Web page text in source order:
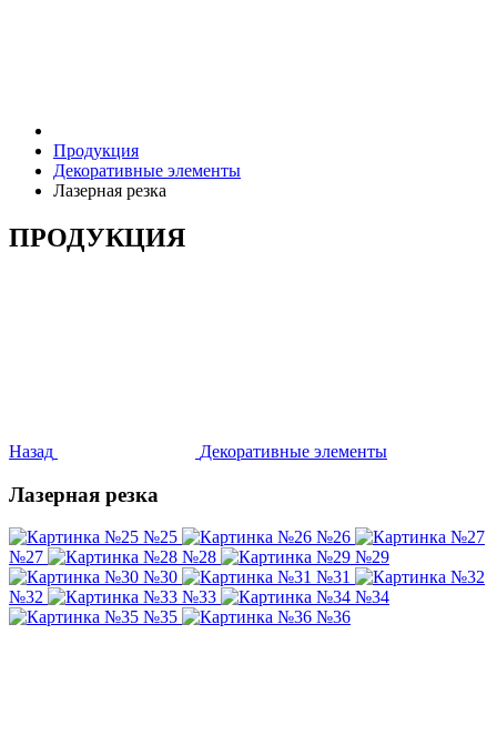
Продукция
Декоративные элементы
Лазерная резка
ПРОДУКЦИЯ
Назад Декоративные элементы
Лазерная резка
№25
№26
№27
№28
№29
№30
№31
№32
№33
№34
№35
№36